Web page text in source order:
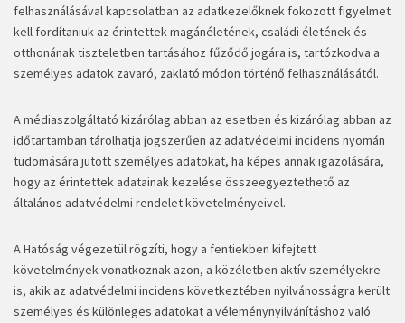
felhasználásával kapcsolatban az adatkezelőknek fokozott figyelmet
kell fordítaniuk az érintettek magánéletének, családi életének és
otthonának tiszteletben tartásához fűződő jogára is, tartózkodva a
személyes adatok zavaró, zaklató módon történő felhasználásától.
A médiaszolgáltató kizárólag abban az esetben és kizárólag abban az
időtartamban tárolhatja jogszerűen az adatvédelmi incidens nyomán
tudomására jutott személyes adatokat, ha képes annak igazolására,
hogy az érintettek adatainak kezelése összeegyeztethető az
általános adatvédelmi rendelet követelményeivel.
A Hatóság végezetül rögzíti, hogy a fentiekben kifejtett
követelmények vonatkoznak azon, a közéletben aktív személyekre
is, akik az adatvédelmi incidens következtében nyilvánosságra került
személyes és különleges adatokat a véleménynyilvánításhoz való